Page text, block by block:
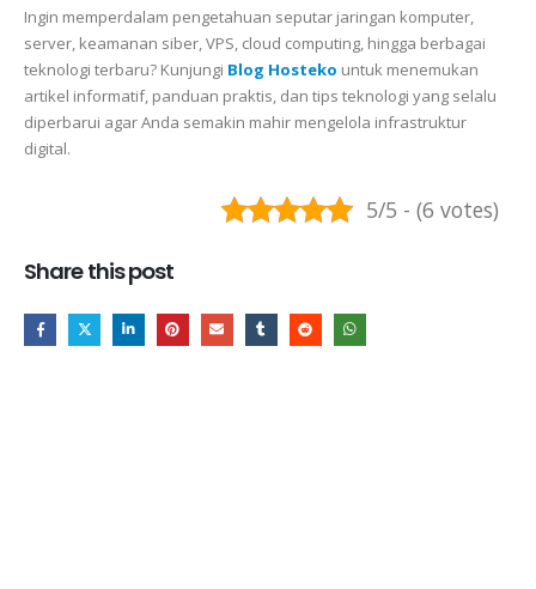
Ingin memperdalam pengetahuan seputar jaringan komputer,
server, keamanan siber, VPS, cloud computing, hingga berbagai
teknologi terbaru? Kunjungi Blog Hosteko untuk menemukan
artikel informatif, panduan praktis, dan tips teknologi yang selalu
diperbarui agar Anda semakin mahir mengelola infrastruktur
digital.
5/5 - (6 votes)
Share this post